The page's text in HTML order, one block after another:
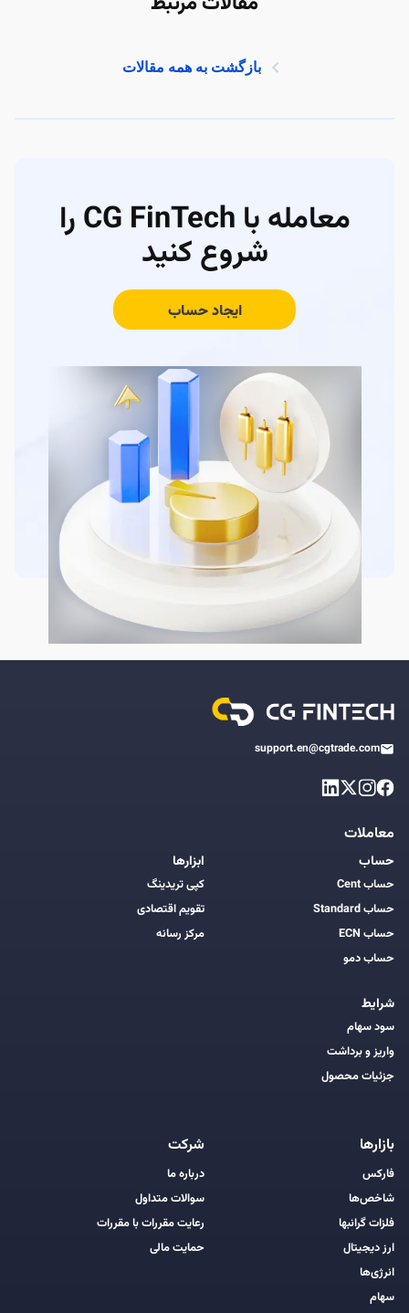
بازگشت به همه مقالات
معامله با CG FinTech را
شروع کنید
ایجاد حساب
support.en@cgtrade.com
معاملات
حساب
حساب Cent
حساب Standard
حساب ECN
حساب دمو
شرایط
سود سهام
واریز و برداشت
جزئیات محصول
ابزارها
کپی تریدینگ
تقویم اقتصادی
مرکز رسانه
بازارها
فارکس
شاخص‌ها
فلزات گرانبها
ارز دیجیتال
انرژی‌ها
سهام
شرکت
درباره ما
سوالات متداول
رعایت مقررات با مقررات
حمایت مالی